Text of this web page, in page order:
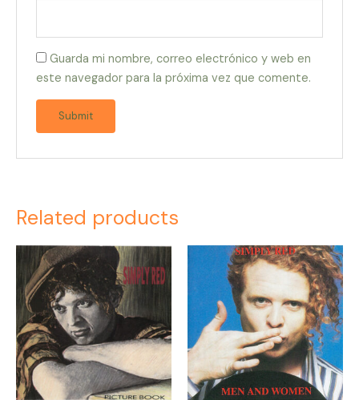
Guarda mi nombre, correo electrónico y web en
este navegador para la próxima vez que comente.
Related products